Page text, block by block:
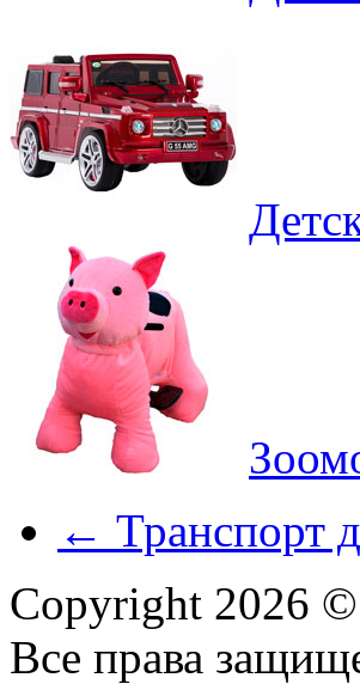
← Транспорт
Copyright 2026
Все права